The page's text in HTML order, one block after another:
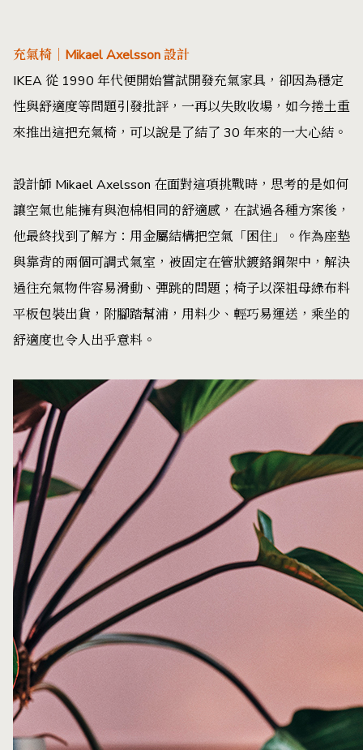
充氣椅｜Mikael Axelsson 設計
IKEA 從 1990 年代便開始嘗試開發充氣家具，卻因為穩定
性與舒適度等問題引發批評，一再以失敗收場，如今捲土重
來推出這把充氣椅，可以說是了結了 30 年來的一大心結。
設計師 Mikael Axelsson 在面對這項挑戰時，思考的是如何
讓空氣也能擁有與泡棉相同的舒適感，在試過各種方案後，
他最終找到了解方：用金屬結構把空氣「困住」。作為座墊
與靠背的兩個可調式氣室，被固定在管狀鍍鉻鋼架中，解決
過往充氣物件容易滑動、彈跳的問題；椅子以深祖母綠布料
平板包裝出貨，附腳踏幫浦，用料少、輕巧易運送，乘坐的
舒適度也令人出乎意料。